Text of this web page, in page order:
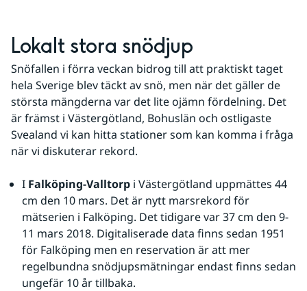
Lokalt stora snödjup
Snöfallen i förra veckan bidrog till att praktiskt taget
hela Sverige blev täckt av snö, men när det gäller de
största mängderna var det lite ojämn fördelning. Det
är främst i Västergötland, Bohuslän och ostligaste
Svealand vi kan hitta stationer som kan komma i fråga
när vi diskuterar rekord.
I Falköping-Valltorp i Västergötland uppmättes 44
cm den 10 mars. Det är nytt marsrekord för
mätserien i Falköping. Det tidigare var 37 cm den 9-
11 mars 2018. Digitaliserade data finns sedan 1951
för Falköping men en reservation är att mer
regelbundna snödjupsmätningar endast finns sedan
ungefär 10 år tillbaka.